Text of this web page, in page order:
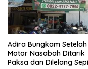
Adira Bungkam Setelah
Motor Nasabah Ditarik
Paksa dan Dilelang